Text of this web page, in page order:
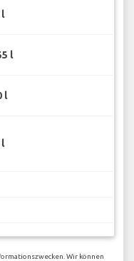
l
l
l
l
Wir können